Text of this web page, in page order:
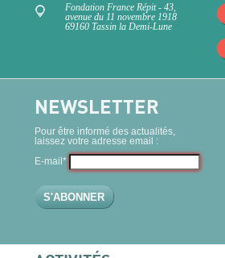
Fondation France Répit - 43,
avenue du 11 novembre 1918
69160 Tassin la Demi-Lune
NEWSLETTER
Pour être informé des actualités,
laissez votre adresse email :
E-mail*